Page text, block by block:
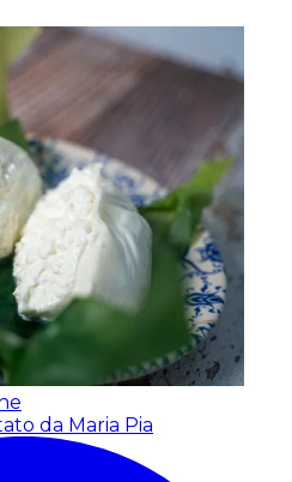
da Maria Pia